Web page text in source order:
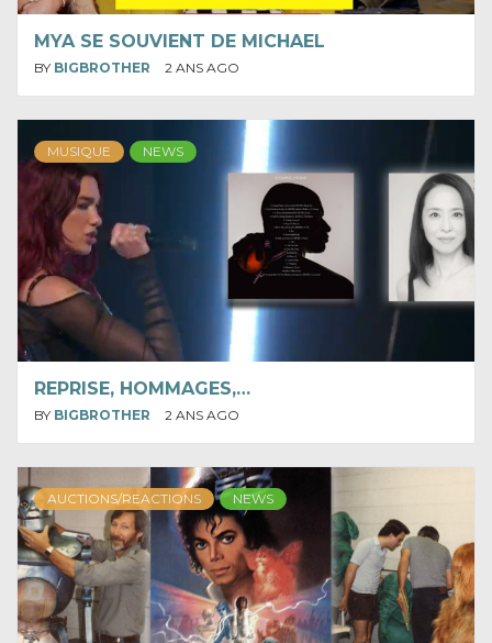
MYA SE SOUVIENT DE MICHAEL
BY BIGBROTHER 2 ANS AGO
MUSIQUE NEWS
REPRISE, HOMMAGES,…
BY BIGBROTHER 2 ANS AGO
AUCTIONS/REACTIONS NEWS